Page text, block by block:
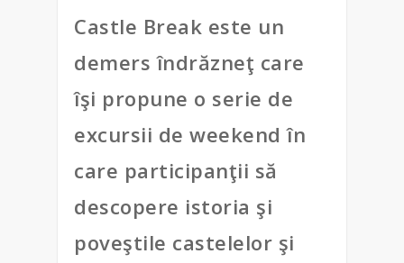
Castle Break este un
demers îndrăzneţ care
îşi propune o serie de
excursii de weekend în
care participanţii să
descopere istoria şi
poveştile castelelor şi